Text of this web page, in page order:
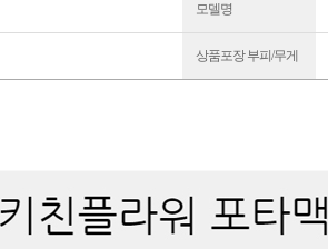
모델명
상품포장 부피/무게